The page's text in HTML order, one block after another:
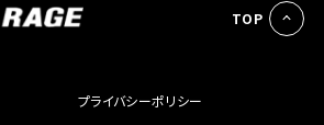
TOP
プライバシーポリシー